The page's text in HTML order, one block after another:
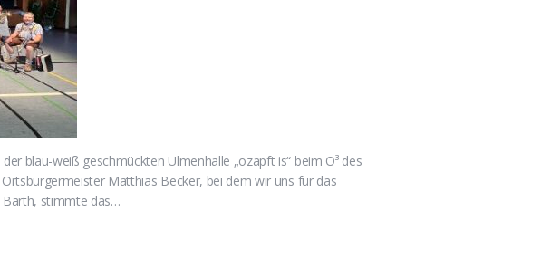
blau-weiß geschmückten Ulmenhalle „ozapft is“ beim O³ des
Matthias Becker, bei dem wir uns für das
Barth, stimmte das…